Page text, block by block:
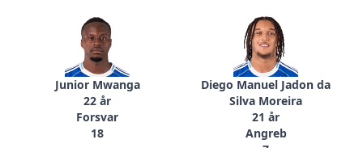
Junior Mwanga
22 år
Forsvar
18
Diego Manuel Jadon da
Silva Moreira
21 år
Angreb